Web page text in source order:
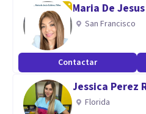
Aptitudes
🧠MSc. Neuropsicología
🫂Psicología para adultos
👨‍👩‍👧‍👦PhD. Mediación Familiar
💬MSc. Counseling y Gestalt
👭👫👬McsTerapia de pareja
Maria De
San Francisco
Contactar
Jessica Perez
Florida